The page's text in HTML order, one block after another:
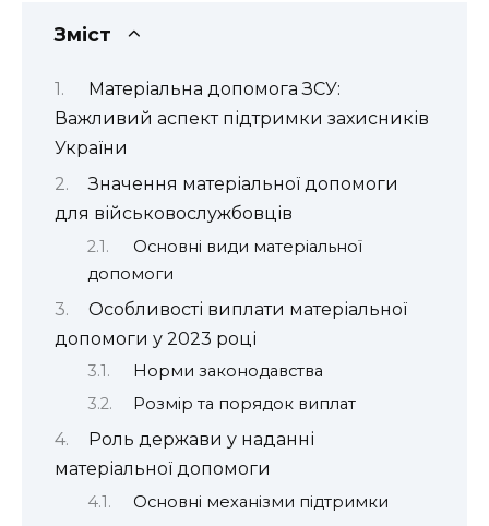
Зміст
Матеріальна допомога ЗСУ:
Важливий аспект підтримки захисників
України
Значення матеріальної допомоги
для військовослужбовців
Основні види матеріальної
допомоги
Особливості виплати матеріальної
допомоги у 2023 році
Норми законодавства
Розмір та порядок виплат
Роль держави у наданні
матеріальної допомоги
Основні механізми підтримки